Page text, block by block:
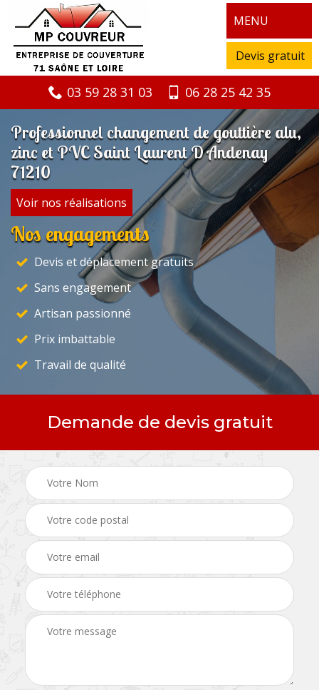
MENU
Devis gratuit
03 59 28 31 03 06 28 25 42 35
Professionnel changement de gouttière alu,
zinc et PVC Saint Laurent D Andenay
71210
Voir nos réalisations
Nos engagements
Devis et déplacement gratuits
Sans engagement
Artisan passionné
Prix imbattable
Travail de qualité
Demande de devis gratuit